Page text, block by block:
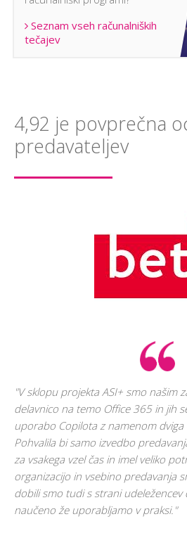
Seznam vseh računalniških
tečajev
4,92 je povprečna
predavateljev
"V sklopu projekta ASI+ smo našim
delavnico na temo Office 365 in jih
uporabo Copilota z namenom
Pohvalila bi samo izvedbo
za vsakega vzel čas in imel veliko
organizacijo in vsebino predavanja
dobili smo tudi s strani udeležencev
naučeno že uporabljamo v praksi."